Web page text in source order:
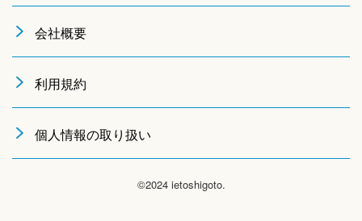
会社概要
利用規約
個人情報の取り扱い
©2024 ietoshigoto.